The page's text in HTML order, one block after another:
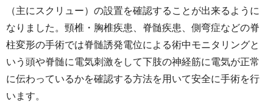
（主にスクリュー）の設置を確認することが出来るように
なりました。頸椎・胸椎疾患、脊髄疾患、側弯症などの脊
柱変形の手術では脊髄誘発電位による術中モニタリングと
いう頭や脊髄に電気刺激をして下肢の神経筋に電気が正常
に伝わっているかを確認する方法を用いて安全に手術を行
います。